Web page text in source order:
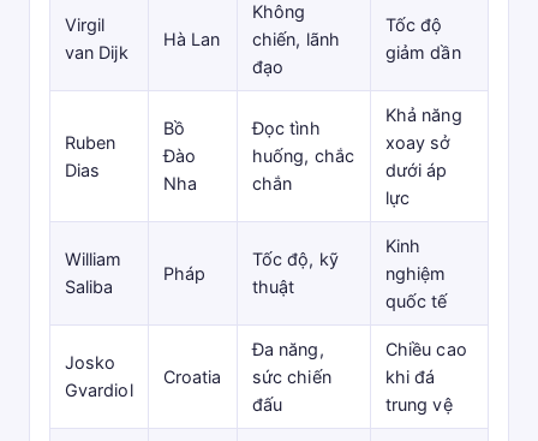
Virgil
van Dijk
Hà Lan
Không
chiến, lãnh
đạo
Tốc độ
giảm dần
Ruben
Dias
Bồ
Đào
Nha
Đọc tình
huống, chắc
chắn
Khả năng
xoay sở
dưới áp
lực
William
Saliba
Pháp
Tốc độ, kỹ
thuật
Kinh
nghiệm
quốc tế
Josko
Gvardiol
Croatia
Đa năng,
sức chiến
đấu
Chiều cao
khi đá
trung vệ